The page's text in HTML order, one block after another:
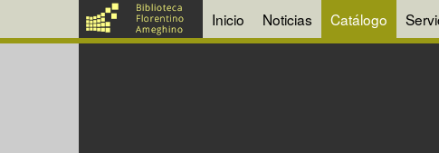
Inicio Noticias Catálogo